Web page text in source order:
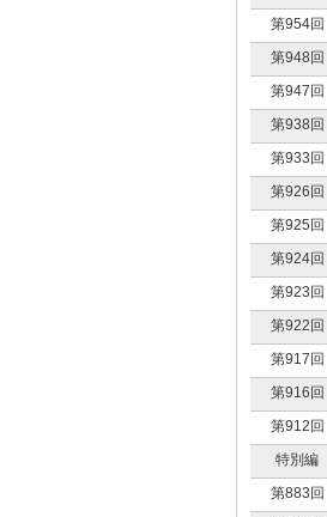
第954回
第948回
第947回
第938回
第933回
第926回
第925回
第924回
第923回
第922回
第917回
第916回
第912回
特別編
第883回